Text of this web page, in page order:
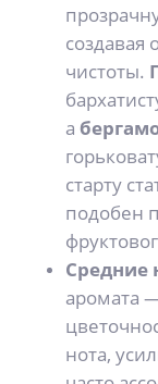
чистоты.
а
старту
подобен
Средние
аромата
нота,